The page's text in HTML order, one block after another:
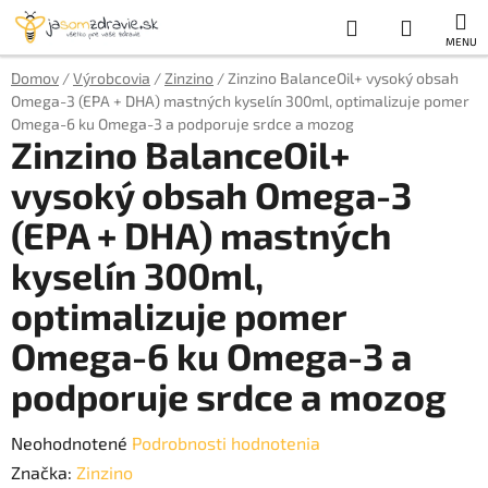
Prejsť
obsah
Hľadať
KOŠÍK
Domov /Výrobcovia / Zinzino / Zinzino BalanceOil+ vysoký obsah
Omega-3 (EPA + DHA) mastných kyselín 300ml, optimalizuje pomer
Omega-6 ku Omega-3 a podporuje srdce a mozog
Zinzino BalanceOil+
vysoký obsah Omega-3
(EPA + DHA) mastných
kyselín 300ml,
optimalizuje pomer
Omega-6 ku Omega-3 a
podporuje srdce a mozog
Priemerné
hodnotenie
Neohodnotené Podrobnosti hodnotenia
Značka: Zinzino